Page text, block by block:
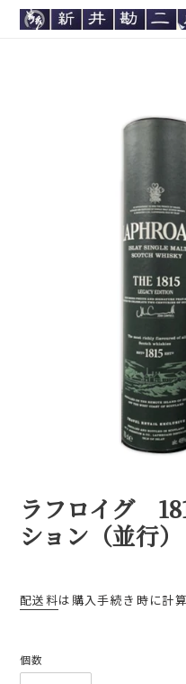
ラフロイグ
ション（並行）
配送料は購入手続き時に計算
個数